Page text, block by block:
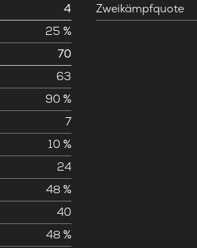
4
25 %
70
63
90 %
7
10 %
24
48 %
40
48 %
Zweikämpfquote